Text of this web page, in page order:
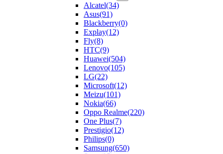
Alcatel(34)
Asus(91)
Blackberry(0)
Explay(12)
Fly(8)
HTC(9)
Huawei(504)
Lenovo(105)
LG(22)
Microsoft(12)
Meizu(101)
Nokia(66)
Oppo Realme(220)
One Plus(7)
Prestigio(12)
Philips(0)
Samsung(650)